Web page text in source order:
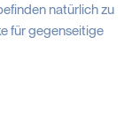
natürlich zu
für gegenseitige